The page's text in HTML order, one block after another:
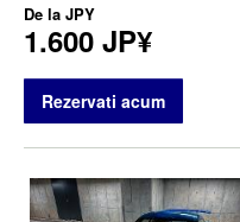
De la JPY
1.600 JP¥
Rezervati acum